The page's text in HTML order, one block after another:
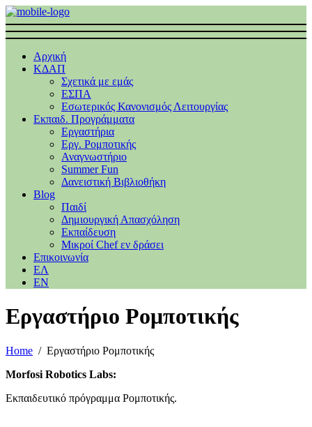
Αρχική
ΚΔΑΠ
Σχετικά με εμάς
ΕΣΠΑ
Εσωτερικός Κανονισμός Λειτουργίας
Εκπαιδ. Προγράμματα
Εργαστήρια
Εργ. Ρομποτικής
Αναγνωστήριο
Summer Fun
Δανειστική Βιβλιοθήκη
Blog
Παιδί
Δημιουργική Απασχόληση
Εκπαίδευση
Μικροί Chef εν δράσει
Επικοινωνία
ΕΛ
EΝ
Εργαστήριο Ρομποτικής
Home
Εργαστήριο Ρομποτικής
Morfosi Robotics Labs:
Εκπαιδευτικό πρόγραμμα Ρομποτικής.